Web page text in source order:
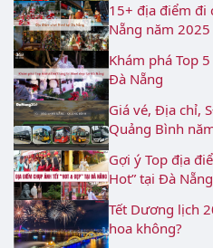
15+ địa điểm đi
Nẵng năm 2025
Khám phá Top
Đà Nẵng
Giá vé, Địa chỉ,
Quảng Bình
Gợi ý Top địa
Hot” tại Đà Nẵng
Tết Dương lịch
hoa không?